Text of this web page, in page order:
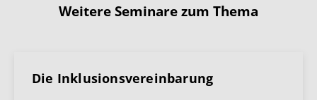
Weitere Seminare zum Thema
Die Inklusionsvereinbarung